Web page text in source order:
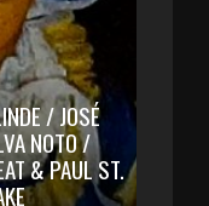
/ JOSÉ
NOTO /
& PAUL ST.